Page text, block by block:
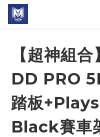
【超神組
DD PRO
踏板
Black賽車